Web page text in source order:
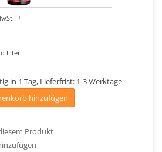
+
Liter
in 1 Tag, Lieferfrist: 1-3 Werktage
hinzufügen
Produkt